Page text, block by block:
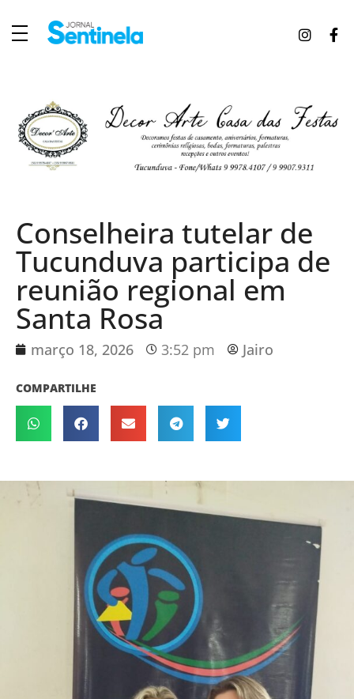
Conselheira tutelar de
Tucunduva participa de
reunião regional em
Santa Rosa
março 18, 2026 3:52 pm Jairo
COMPARTILHE